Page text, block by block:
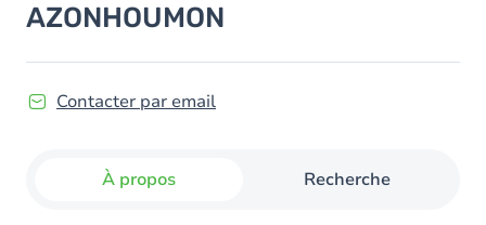
AZONHOUMON
Contacter par email
À propos Recherche